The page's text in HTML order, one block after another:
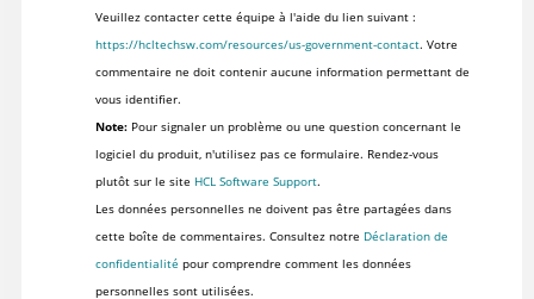
Veuillez contacter cette équipe à l'aide du lien suivant :
https://hcltechsw.com/resources/us-government-contact. Votre
commentaire ne doit contenir aucune information permettant de
vous identifier.
Note:Pour signaler un problème ou une question concernant le
logiciel du produit, n'utilisez pas ce formulaire. Rendez-vous
plutôt sur le site HCL Software Support.
Les données personnelles ne doivent pas être partagées dans
cette boîte de commentaires. Consultez notre Déclaration de
confidentialité pour comprendre comment les données
personnelles sont utilisées.